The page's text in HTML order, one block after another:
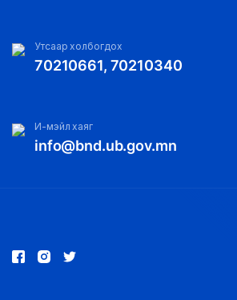
Утсаар холбогдох
70210661, 70210340
И-мэйл хаяг
info@bnd.ub.gov.mn